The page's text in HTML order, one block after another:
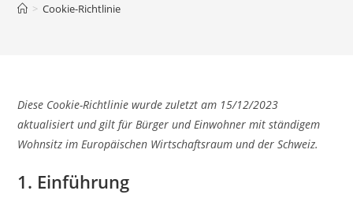
> Cookie-Richtlinie
Diese Cookie-Richtlinie wurde zuletzt am 15/12/2023
aktualisiert und gilt für Bürger und Einwohner mit ständigem
Wohnsitz im Europäischen Wirtschaftsraum und der Schweiz.
1. Einführung